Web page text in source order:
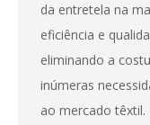
da entretela na
eficiência e
eliminando a
inúmeras
ao mercado têxtil.